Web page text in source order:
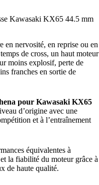
Kawasaki KX65 44.5 mm
en nervosité, en reprise ou en
de cross, un haut moteur
moins explosif, perte de
franches en sortie de
pour Kawasaki KX65
d’origine avec une
et à l’entraînement
équivalentes à
la fiabilité du moteur grâce à
de haute qualité.